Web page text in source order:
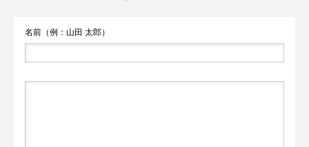
名前（例：山田 太郎）